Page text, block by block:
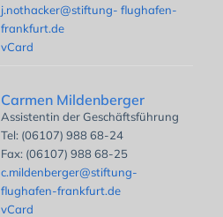
j.nothacker@stiftung- flughafen-
frankfurt.de
vCard
Carmen Mildenberger
Assistentin der Geschäftsführung
Tel: (06107) 988 68-24
Fax: (06107) 988 68-25
c.mildenberger@stiftung-
flughafen-frankfurt.de
vCard